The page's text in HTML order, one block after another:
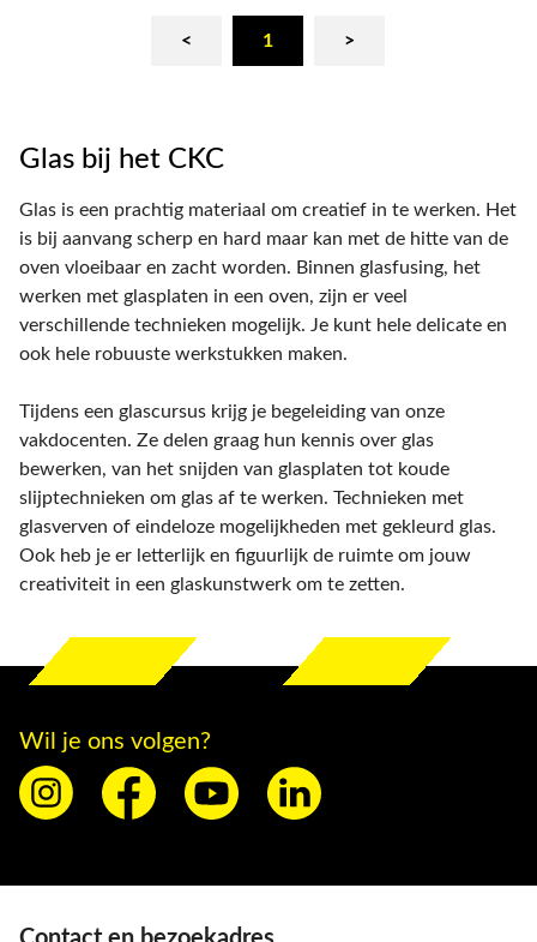
< 1 >
Glas bij het CKC
Glas is een prachtig materiaal om creatief in te werken. Het
is bij aanvang scherp en hard maar kan met de hitte van de
oven vloeibaar en zacht worden. Binnen glasfusing, het
werken met glasplaten in een oven, zijn er veel
verschillende technieken mogelijk. Je kunt hele delicate en
ook hele robuuste werkstukken maken.
Tijdens een glascursus krijg je begeleiding van onze
vakdocenten. Ze delen graag hun kennis over glas
bewerken, van het snijden van glasplaten tot koude
slijptechnieken om glas af te werken. Technieken met
glasverven of eindeloze mogelijkheden met gekleurd glas.
Ook heb je er letterlijk en figuurlijk de ruimte om jouw
creativiteit in een glaskunstwerk om te zetten.
Wil je ons volgen?